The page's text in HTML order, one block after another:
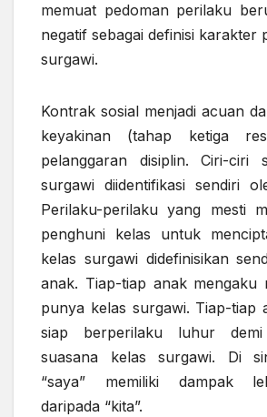
memuat pedoman perilaku
negatif sebagai definisi karakter
surgawi.
Kontrak sosial menjadi acuan
keyakinan (tahap ketiga
pelanggaran disiplin. Ciri-ciri
surgawi diidentifikasi sendiri
Perilaku-perilaku yang mesti
penghuni kelas untuk
kelas surgawi didefinisikan
anak. Tiap-tiap anak mengaku
punya kelas surgawi. Tiap-tiap
siap berperilaku luhur demi
suasana kelas surgawi. Di
“saya” memiliki dampak
daripada “kita”.